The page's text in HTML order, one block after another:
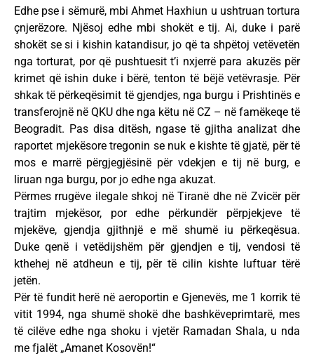
Edhe pse i sëmurë, mbi Ahmet Haxhiun u ushtruan tortura
çnjerëzore. Njësoj edhe mbi shokët e tij. Ai, duke i parë
shokët se si i kishin katandisur, jo që ta shpëtoj vetëvetën
nga torturat, por që pushtuesit t’i nxjerrë para akuzës për
krimet që ishin duke i bërë, tenton të bëjë vetëvrasje. Për
shkak të përkeqësimit të gjendjes, nga burgu i Prishtinës e
transferojnë në QKU dhe nga këtu në CZ – në famëkeqe të
Beogradit. Pas disa ditësh, ngase të gjitha analizat dhe
raportet mjekësore tregonin se nuk e kishte të gjatë, për të
mos e marrë përgjegjësinë për vdekjen e tij në burg, e
liruan nga burgu, por jo edhe nga akuzat.
Përmes rrugëve ilegale shkoj në Tiranë dhe në Zvicër për
trajtim mjekësor, por edhe përkundër përpjekjeve të
mjekëve, gjendja gjithnjë e më shumë iu përkeqësua.
Duke qenë i vetëdijshëm për gjendjen e tij, vendosi të
kthehej në atdheun e tij, për të cilin kishte luftuar tërë
jetën.
Për të fundit herë në aeroportin e Gjenevës, me 1 korrik të
vitit 1994, nga shumë shokë dhe bashkëveprimtarë, mes
të cilëve edhe nga shoku i vjetër Ramadan Shala, u nda
me fjalët „Amanet Kosovën!“